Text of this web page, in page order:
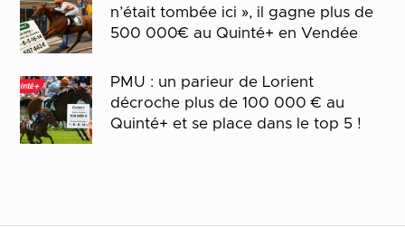
n’était tombée ici », il gagne plus de
500 000€ au Quinté+ en Vendée
PMU : un parieur de Lorient
décroche plus de 100 000 € au
Quinté+ et se place dans le top 5 !